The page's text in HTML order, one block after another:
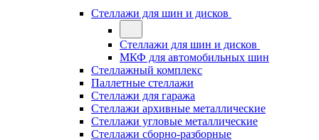
Стеллажи для шин и дисков
Стеллажи для шин и дисков
МКФ для автомобильных шин
Стеллажный комплекс
Паллетные стеллажи
Стеллажи для гаража
Стеллажи архивные металлические
Стеллажи угловые металлические
Стеллажи сборно-разборные